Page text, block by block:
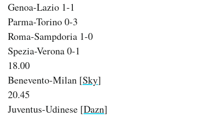
Genoa-Lazio 1-1
Parma-Torino 0-3
Roma-Sampdoria 1-0
Spezia-Verona 0-1
18.00
Benevento-Milan [Sky]
20.45
Juventus-Udinese [Dazn]